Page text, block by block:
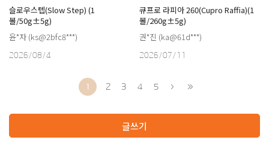
슬로우스텝(Slow Step) (1
볼/50g±5g)
윤*자 (ks@2bfc8***)
2026/08/4
큐프로 라피아 260(Cupro Raffia)(1
볼/260g±5g)
권*진 (ka@61d***)
2026/07/11
1 2 3 4 5
글쓰기